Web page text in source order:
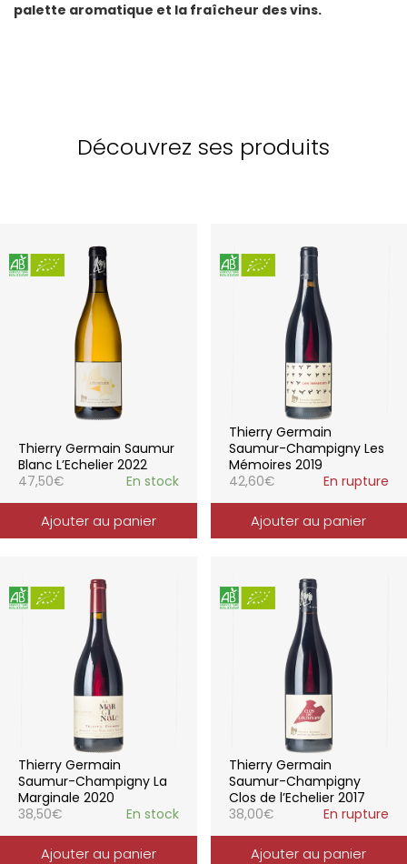
palette aromatique et la fraîcheur des vins.
Découvrez ses produits
Thierry Germain Saumur
Blanc L’Echelier 2022
47,50€ En stock
Ajouter au panier
Thierry Germain
Saumur-Champigny Les
Mémoires 2019
42,60€ En rupture
Ajouter au panier
Thierry Germain
Saumur-Champigny La
Marginale 2020
38,50€ En stock
Ajouter au panier
Thierry Germain
Saumur-Champigny
Clos de l’Echelier 2017
38,00€ En rupture
Ajouter au panier